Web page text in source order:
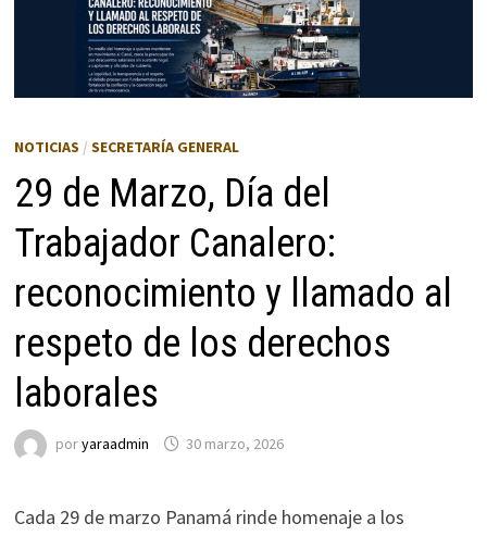
NOTICIAS / SECRETARÍA GENERAL
29 de Marzo, Día del
Trabajador Canalero:
reconocimiento y llamado al
respeto de los derechos
laborales
poryaraadmin 30 marzo, 2026
Cada 29 de marzo Panamá rinde homenaje a los